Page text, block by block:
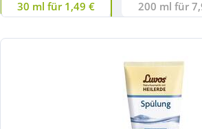
30 ml für 1,49 € 200 ml für